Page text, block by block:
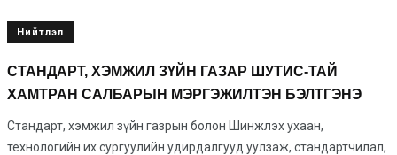
Нийтлэл
СТАНДАРТ, ХЭМЖИЛ ЗҮЙН ГАЗАР ШУТИС-ТАЙ
ХАМТРАН САЛБАРЫН МЭРГЭЖИЛТЭН БЭЛТГЭНЭ
Стандарт, хэмжил зүйн газрын болон Шинжлэх ухаан,
технологийн их сургуулийн удирдалгууд уулзаж, стандартчилал,